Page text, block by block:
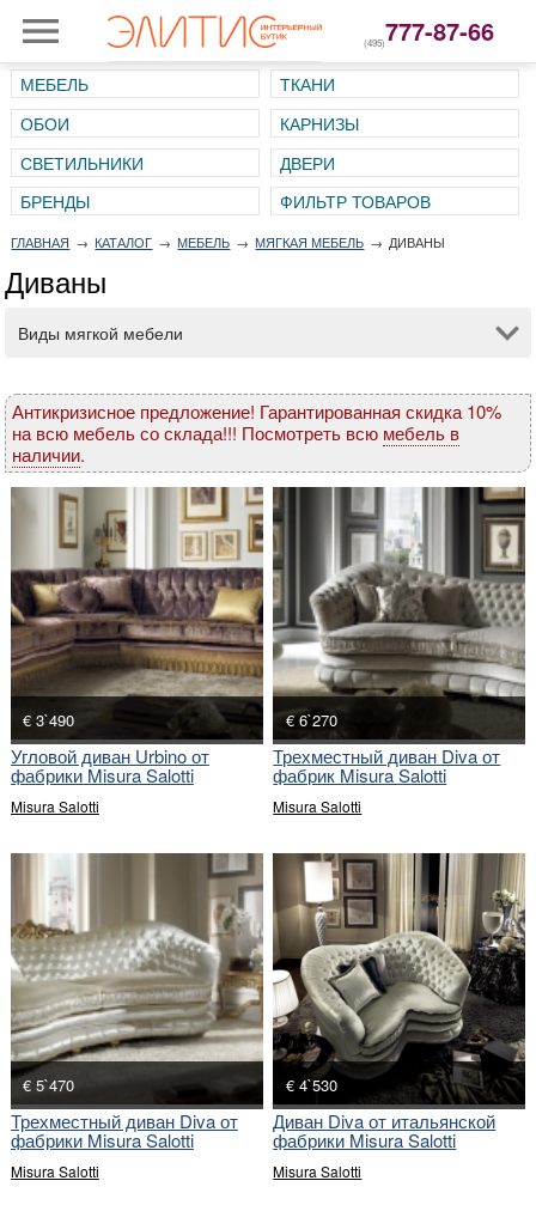
(495)777-87-66
МЕБЕЛЬ
ТКАНИ
ОБОИ
КАРНИЗЫ
СВЕТИЛЬНИКИ
ДВЕРИ
ГЛАВНАЯ → КАТАЛОГ → МЕБЕЛЬ → МЯГКАЯ МЕБЕЛЬ → ДИВАНЫ
Диваны
Виды мягкой мебели
Антикризисное предложение! Гарантированная скидка 10%
на всю мебель со склада!!! Посмотреть всю мебель в
наличии.
€ 3`490
Угловой диван Urbino от
фабрики Misura Salotti
Misura Salotti
€ 6`270
Трехместный диван Diva от
фабрик Misura Salotti
Misura Salotti
€ 5`470
Трехместный диван Diva от
фабрики Misura Salotti
Misura Salotti
€ 4`530
Диван Diva от итальянской
фабрики Misura Salotti
Misura Salotti